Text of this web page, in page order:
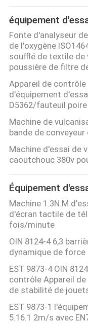
équipement
Fonte d'analyseur
de l'oxygène
soufflé de textile de
poussière de filtre
Appareil de
d'équipement
D5362/fauteuil
Machine de
bande de
Machine d'essai de
caoutchouc 380v
Équipement
Machine 1.3N.M
d'écran tactile de
fois/minute
OIN 8124-4 6,3
dynamique de
EST 9873-4 OIN
contrôle Appareil
de stabilité de
EST 9873-1
5.16.1 2m/s avec